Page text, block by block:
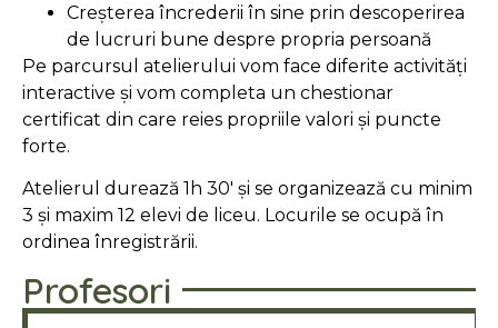
Creșterea încrederii în sine prin descoperirea
de lucruri bune despre propria persoană
Pe parcursul atelierului vom face diferite activități
interactive și vom completa un chestionar
certificat din care reies propriile valori și puncte
forte.
Atelierul durează 1h 30′ și se organizează cu minim
3 și maxim 12 elevi de liceu. Locurile se ocupă în
ordinea înregistrării.
Profesori